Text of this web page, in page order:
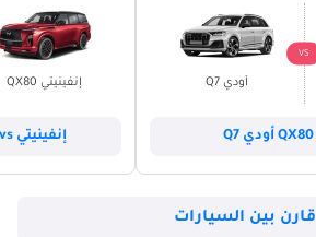
VS
أودي Q7 إنفينيتي QX80
إنفينيتي QX80 vs بي أم دبليو X5
قارن بين السيارات